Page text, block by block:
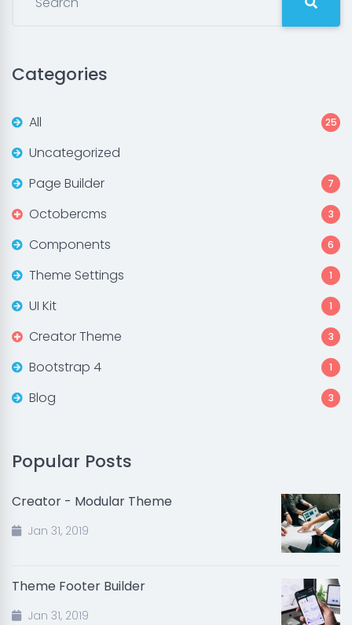
Categories
All 25
Uncategorized
Page Builder
7
Octobercms 3
Components 6
Theme Settings 1
UI Kit 1
Creator Theme 3
Bootstrap 4 1
Blog 3
Popular Posts
Creator - Modular Theme
Jan 31, 2019
Theme Footer Builder
Jan 31, 2019